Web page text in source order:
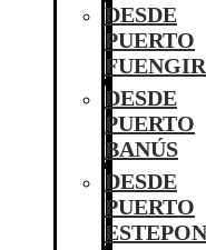
DESDE
PUERTO
DESDE
PUERTO
BANÚS
DESDE
PUERTO